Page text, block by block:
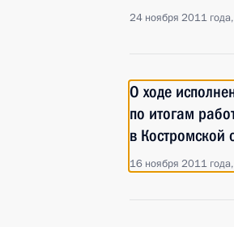
24 ноября 2011
О ходе
по итогам
в Костромской
16 ноября 2011